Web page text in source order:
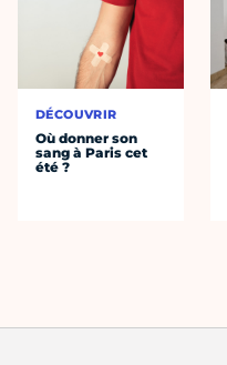
DÉCOUVRIR
Où donner son
sang à Paris cet
été ?